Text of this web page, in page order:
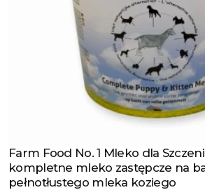
Zobacz produkt
Farm Food No. 1 Mleko dla
kompletne mleko zastępcze na
pełnotłustego mleka koziego